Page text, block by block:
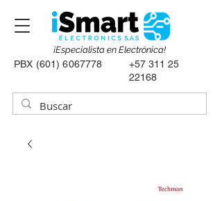
PBX (601) 6067778
+57 311 25
22168
¡Especialista en Electrónica!